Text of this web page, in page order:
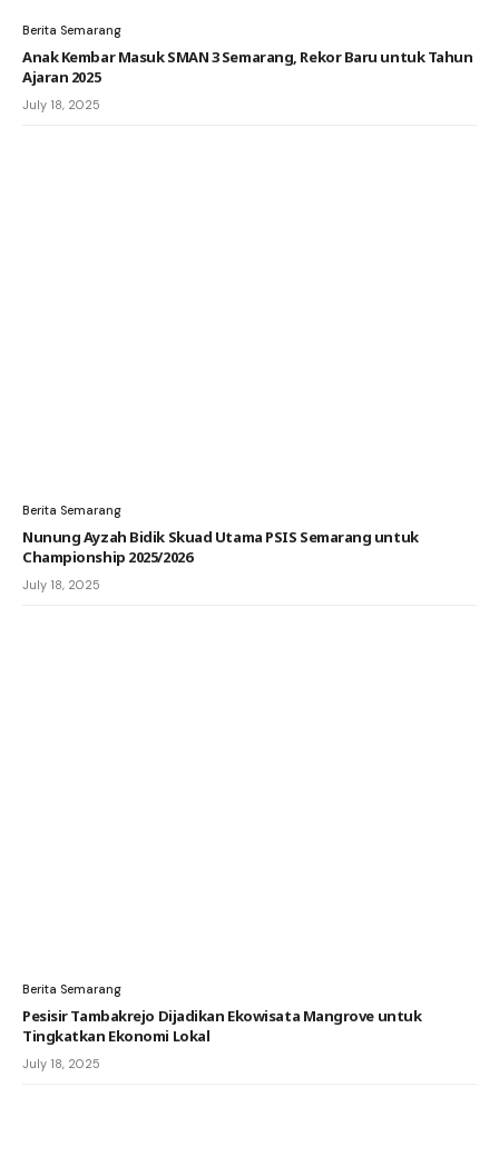
Berita Semarang
Anak Kembar Masuk SMAN 3 Semarang, Rekor Baru untuk Tahun
Ajaran 2025
July 18, 2025
Berita Semarang
Nunung Ayzah Bidik Skuad Utama PSIS Semarang untuk
Championship 2025/2026
July 18, 2025
Berita Semarang
Pesisir Tambakrejo Dijadikan Ekowisata Mangrove untuk
Tingkatkan Ekonomi Lokal
July 18, 2025